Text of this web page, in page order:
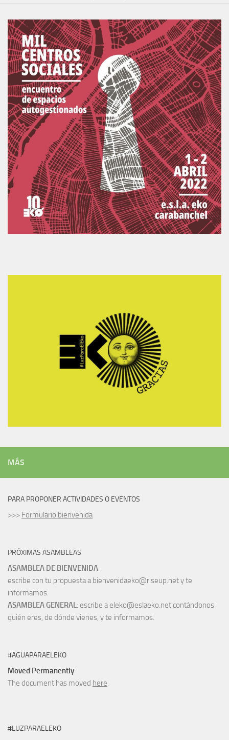
MÁS
PARA PROPONER ACTIVIDADES O EVENTOS
>>> Formulario bienvenida
PRÓXIMAS ASAMBLEAS
ASAMBLEA DE BIENVENIDA:
escribe con tu propuesta a bienvenidaeko@riseup.net y te
informamos.
ASAMBLEA GENERAL : escribe a eleko@eslaeko.net contándonos
quién eres, de dónde vienes, y te informamos.
#AGUAPARAELEKO
Moved Permanently
The document has moved here
#LUZPARAELEKO